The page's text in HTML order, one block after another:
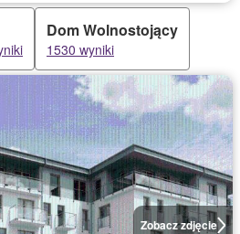
Dom Wolnostojący
1530 wyniki
Zobacz zdjęcie